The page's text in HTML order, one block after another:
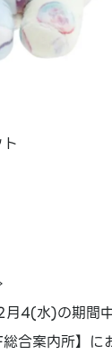
4(水)の期間中
合案内所】に